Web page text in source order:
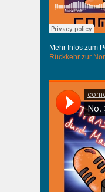
Mehr Infos zum
Rückkehr zur